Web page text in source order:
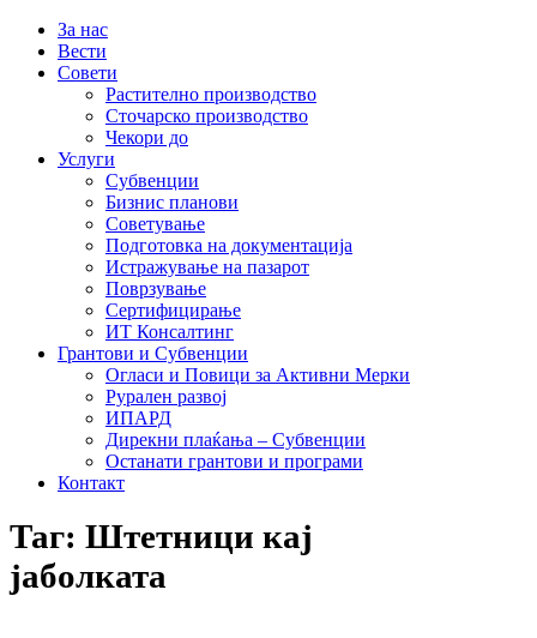
За нас
Вести
Совети
Растително производство
Сточарско производство
Чекори до
Услуги
Субвенции
Бизнис планови
Советување
Подготовка на документација
Истражување на пазарот
Поврзување
Сертифицирање
ИТ Консалтинг
Грантови и Субвенции
Огласи и Повици за Активни Мерки
Рурален развој
ИПАРД
Дирекни плаќања – Субвенции
Останати грантови и програми
Контакт
Таг: Штетници кај
јаболката